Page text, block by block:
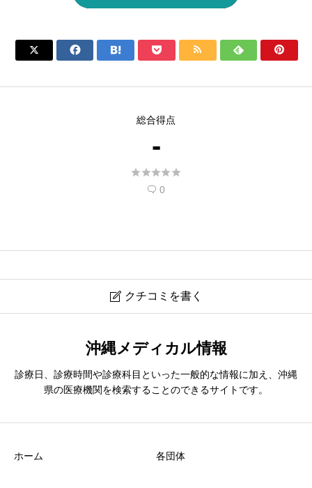
      
総合得点
-

 0
 クチコミを書く
ニックネーム 必須
沖縄メディカル情報
診療日、診療時間や診療科目といった一般的な情報に加え、沖縄
県の医療機関を検索することのできるサイトです。
ホーム 各団体